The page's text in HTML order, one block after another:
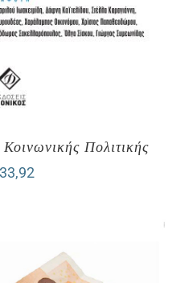
Πολιτικής
33,92